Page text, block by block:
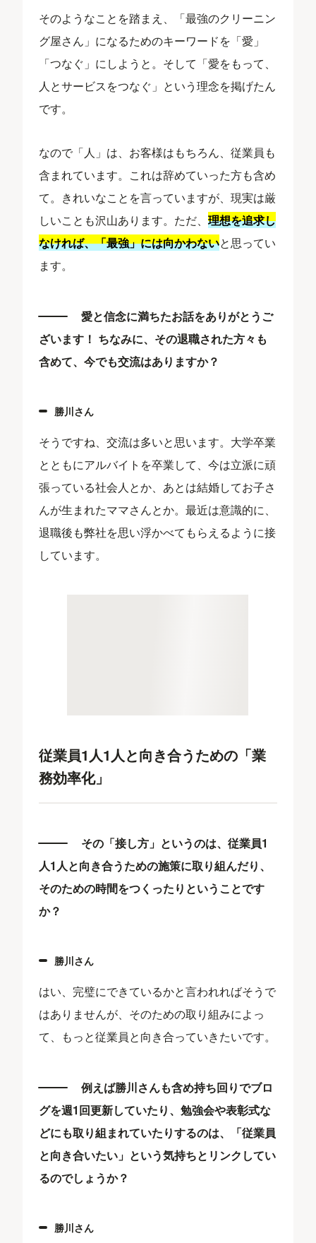
そのようなことを踏まえ、「最強のクリーニン
グ屋さん」になるためのキーワードを「愛」
「つなぐ」にしようと。そして「愛をもって、
人とサービスをつなぐ」という理念を掲げたん
です。
なので「人」は、お客様はもちろん、従業員も
含まれています。これは辞めていった方も含め
て。きれいなことを言っていますが、現実は厳
しいことも沢山あります。ただ、理想を追求し
なければ、「最強」には向かわないと思ってい
ます。
愛と信念に満ちたお話をありがとうご
ざいます！ ちなみに、その退職された方々も
含めて、今でも交流はありますか？
​勝川さん
そうですね、交流は多いと思います。大学卒業
とともにアルバイトを卒業して、今は立派に頑
張っている社会人とか、あとは結婚してお子さ
んが生まれたママさんとか。最近は意識的に、
退職後も弊社を思い浮かべてもらえるように接
しています。
従業員1人1人と向き合うための「業
務効率化」
その「接し方」というのは、従業員1
人1人と向き合うための施策に取り組んだり、
そのための時間をつくったりということです
か？
​勝川さん
はい、完璧にできているかと言われればそうで
はありませんが、そのための取り組みによっ
て、もっと従業員と向き合っていきたいです。
例えば勝川さんも含め持ち回りでブロ
グを週1回更新していたり、勉強会や表彰式な
どにも取り組まれていたりするのは、「従業員
と向き合いたい」という気持ちとリンクしてい
るのでしょうか？
勝川さん